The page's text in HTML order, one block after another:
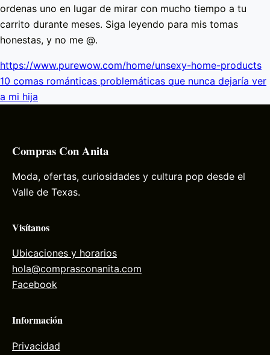
ordenas uno en lugar de mirar con mucho tiempo a tu
carrito durante meses. Siga leyendo para mis tomas
honestas, y no me @.
https://www.purewow.com/home/unsexy-home-products
10 comas románticas problemáticas que nunca dejaría ver
a mi hija
Compras Con Anita
Moda, ofertas, curiosidades y cultura pop desde el
Valle de Texas.
Visítanos
Ubicaciones y horarios
hola@comprasconanita.com
Facebook
Información
Privacidad